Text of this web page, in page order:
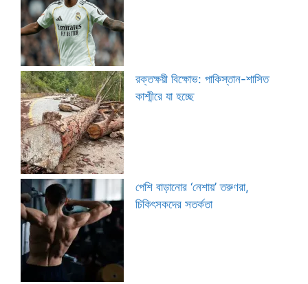
রক্তক্ষয়ী বিক্ষোভ: পাকিস্তান-শাসিত
কাশ্মীরে যা হচ্ছে
পেশি বাড়ানোর ‘নেশায়’ তরুণরা,
চিকিৎসকদের সতর্কতা